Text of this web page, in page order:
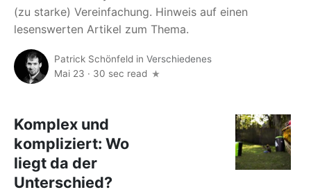
(zu starke) Vereinfachung. Hinweis auf einen
lesenswerten Artikel zum Thema.
Patrick Schönfeld in Verschiedenes
Mai 23 · 30 sec read
Komplex und
kompliziert: Wo
liegt da der
Unterschied?